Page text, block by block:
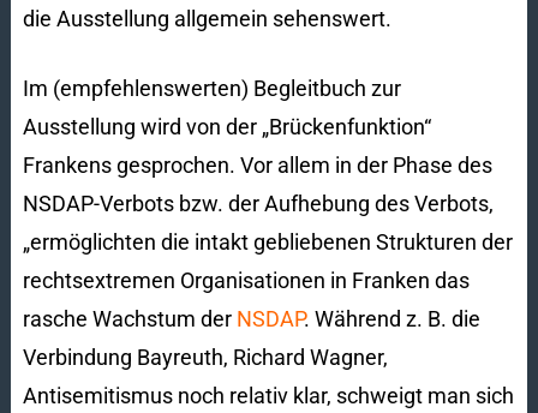
die Ausstellung allgemein sehenswert.
Im (empfehlenswerten) Begleitbuch zur
Ausstellung wird von der „Brückenfunktion“
Frankens gesprochen. Vor allem in der Phase des
NSDAP-Verbots bzw. der Aufhebung des Verbots,
„ermöglichten die intakt gebliebenen Strukturen der
rechtsextremen Organisationen in Franken das
rasche Wachstum der NSDAP. Während z. B. die
Verbindung Bayreuth, Richard Wagner,
Antisemitismus noch relativ klar, schweigt man sich